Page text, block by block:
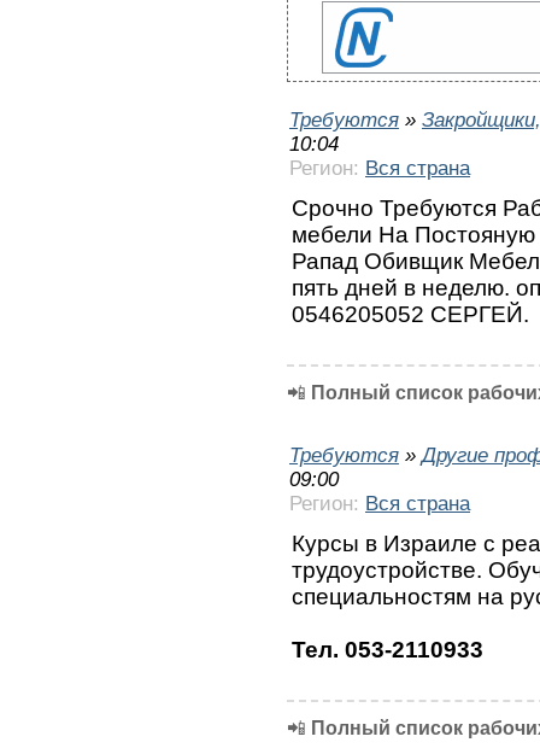
Требуются »
10:04
Регион: Вся страна
Срочно Требуются
мебели На Постoяную
Рапад Обивщик
пять дней в неделю.
0546205052 СЕРГЕЙ.
📲 Полный список
Требуются »Другие
09:00
Регион: Вся страна
Курсы в Израиле с
трудоустройстве.
специальностям на
Тел. 053-2110933
📲 Полный список